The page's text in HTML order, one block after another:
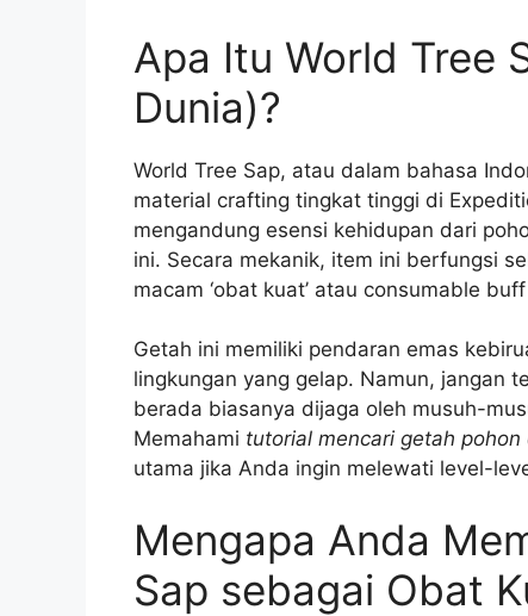
Apa Itu World Tree
Dunia)?
World Tree Sap, atau dalam bahasa
material crafting tingkat tinggi di
mengandung esensi kehidupan dari
ini. Secara mekanik, item ini berfungsi
macam ‘obat kuat’ atau consumable
Getah ini memiliki pendaran emas
lingkungan yang gelap. Namun, jangan
berada biasanya dijaga oleh musuh-
Memahami tutorial mencari getah
utama jika Anda ingin melewati level-
Mengapa Anda
Sap sebagai Obat